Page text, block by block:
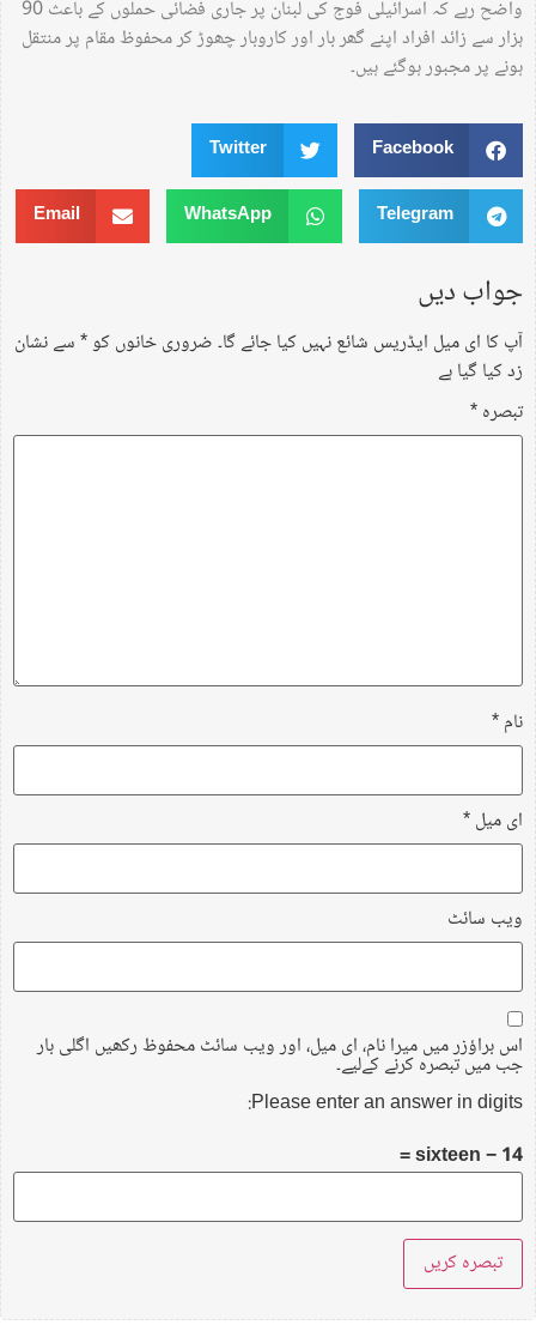
واضح رہے کہ اسرائیلی فوج کی لبنان پر جاری فضائی حملوں کے باعث 90
ہزار سے زائد افراد اپنے گھر بار اور کاروبار چھوڑ کر محفوظ مقام پر منتقل
ہونے پر مجبور ہوگئے ہیں۔
Facebook
Twitter
Telegram
WhatsApp
Email
جواب دیں
آپ کا ای میل ایڈریس شائع نہیں کیا جائے گا۔ضروری خانوں کو*سے نشان
زد کیا گیا ہے
تبصرہ*
نام*
ای میل*
ویب‌ سائٹ
اس براؤزر میں میرا نام، ای میل، اور ویب سائٹ محفوظ رکھیں اگلی بار
جب میں تبصرہ کرنے کےلیے۔
Please enter an answer in digits:
sixteen − 14 =